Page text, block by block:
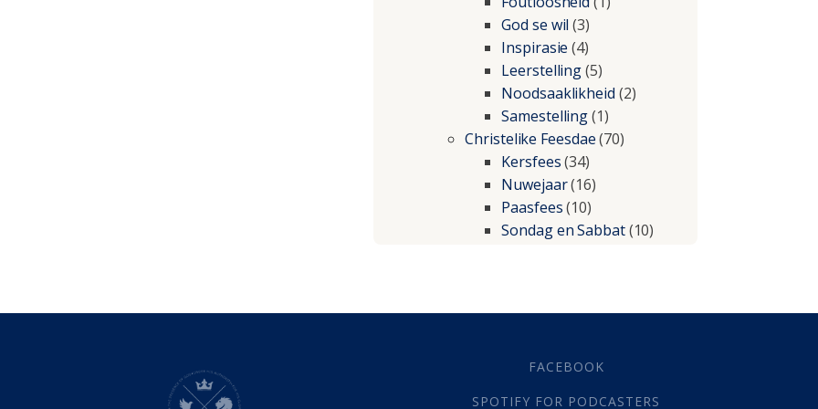
God se wil (3)
Inspirasie (4)
Leerstelling(5)
Noodsaaklikheid (2)
Samestelling(1)
Christelike Feesdae(70)
Kersfees(34)
Nuwejaar(16)
Paasfees(10)
Sondag en Sabbat(10)
Geestelike Groei
FACEBOOK
SPOTIFY FOR PODCASTERS